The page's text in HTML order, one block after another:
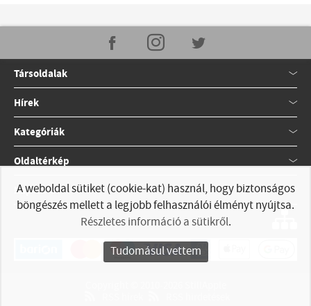
Társoldalak
Hírek
Kategóriák
Oldaltérkép
Kapcsolat
A weboldal sütiket (cookie-kat) használ, hogy biztonságos
böngészés mellett a legjobb felhasználói élményt nyújtsa.
Részletes információ a sütikről.
Tudomásul vettem